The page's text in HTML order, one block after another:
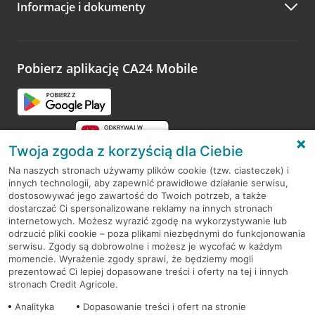
Zachęcamy do podzielenia się z nami opinią o wizycie.
opinie.
Informacje i dokumenty
Pobierz aplikację CA24 Mobile
RODO
Regulamin serwisu
Mapa serwisu
PolitykaCookies
Twoja zgoda z korzyścią dla Ciebie
Na naszych stronach używamy plików cookie (tzw. ciasteczek) i
innych technologii, aby zapewnić prawidłowe działanie serwisu,
dostosowywać jego zawartość do Twoich potrzeb, a także
dostarczać Ci spersonalizowane reklamy na innych stronach
internetowych. Możesz wyrazić zgodę na wykorzystywanie lub
odrzucić pliki cookie – poza plikami niezbędnymi do funkcjonowania
serwisu. Zgody są dobrowolne i możesz je wycofać w każdym
momencie. Wyrażenie zgody sprawi, że będziemy mogli
prezentować Ci lepiej dopasowane treści i oferty na tej i innych
stronach Credit Agricole.
Analityka
Dopasowanie treści i ofert na stronie